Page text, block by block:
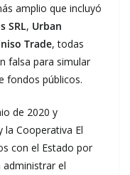
amplio que incluyó
SRL, Urban
Trade, todas
falsa para simular
fondos públicos.
de 2020 y
la Cooperativa El
con el Estado por
el